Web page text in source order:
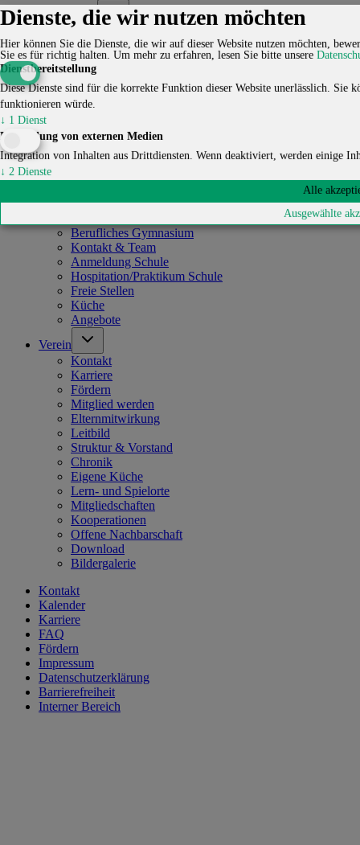
Kinderhaus
Alltag im Kinderhaus
Anmeldung Kinderhaus
Kontakt Kinderhaus
Ernährungskonzept Kinderhaus
Hospitation/Praktikum Kinderhaus
Schule
Grundstufe
Oberstufe
Berufliches Gymnasium
Kontakt & Team
Anmeldung Schule
Hospitation/Praktikum Schule
Freie Stellen
Küche
Angebote
Verein
Kontakt
Karriere
Fördern
Mitglied werden
Elternmitwirkung
Leitbild
Struktur & Vorstand
Chronik
Eigene Küche
Lern- und Spielorte
Mitgliedschaften
Kooperationen
Offene Nachbarschaft
Download
Bildergalerie
Kontakt
Kalender
Karriere
FAQ
Fördern
Impressum
Datenschutzerklärung
Barrierefreiheit
Interner Bereich
Dienste, die wir nutzen möchten
Hier können Sie die Dienste, die wir auf dieser Website nutzen möchten,
Sie es für richtig halten. Um mehr zu erfahren, lesen Sie bitte unsere
Dienstbereitstellung
Diese Dienste sind für die korrekte Funktion dieser Website unerlässlich. Sie
funktionieren würde.
↓ 1 Dienst
Einbindung von externen Medien
Integration von Inhalten aus Drittdiensten. Wenn deaktiviert, werden einige
↓ 2 Dienste
Ausgewählte
Alle